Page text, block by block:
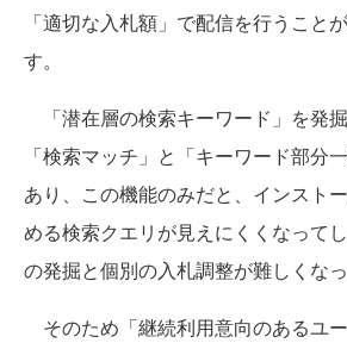
「適切な入札額」で配信を行うこと
す。
「潜在層の検索キーワード」を発
「検索マッチ」と「キーワード部分
あり、この機能のみだと、インスト
める検索クエリが見えにくくなって
の発掘と個別の入札調整が難しくなっ
そのため「継続利用意向のあるユ